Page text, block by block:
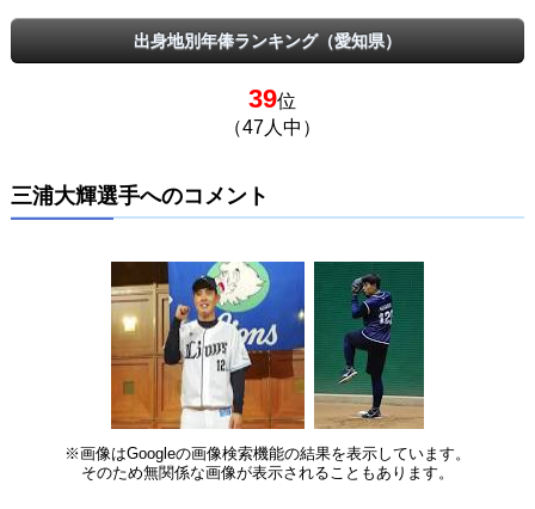
出身地別年俸ランキング（愛知県）
39位
（47人中）
三浦大輝選手へのコメント
※画像はGoogleの画像検索機能の結果を表示しています。
そのため無関係な画像が表示されることもあります。